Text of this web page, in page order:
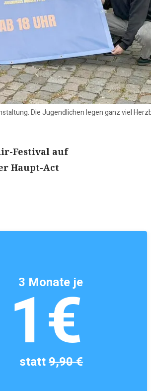
Die Jugendlichen legen ganz viel
Festival auf
Haupt-Act
3 Monate je
1€
statt9,90 €